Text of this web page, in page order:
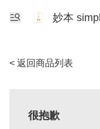
妙本
< 返回商品列表
很抱歉